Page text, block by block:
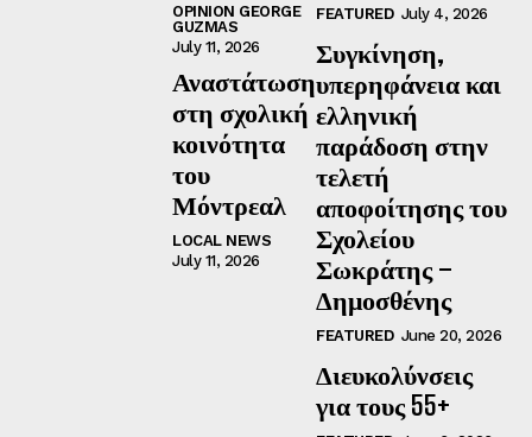
OPINION GEORGE
GUZMAS
July 11, 2026
Αναστάτωση
στη σχολική
κοινότητα
του
Μόντρεαλ
LOCAL NEWS
July 11, 2026
FEATURED July 4, 2026
Συγκίνηση,
υπερηφάνεια και
ελληνική
παράδοση στην
τελετή
αποφοίτησης του
Σχολείου
Σωκράτης –
Δημοσθένης
FEATURED June 20, 2026
Διευκολύνσεις
για τους 55+